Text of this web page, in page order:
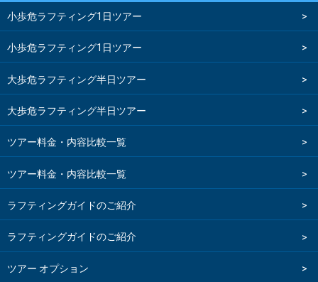
小歩危ラフティング1日ツアー
小歩危ラフティング1日ツアー
大歩危ラフティング半日ツアー
大歩危ラフティング半日ツアー
ツアー料金・内容比較一覧
ツアー料金・内容比較一覧
ラフティングガイドのご紹介
ラフティングガイドのご紹介
ツアー オプション